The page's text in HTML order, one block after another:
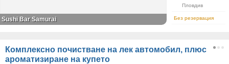
Пловдив
Без резервация
Sushi Bar Samurai
Комплексно почистване на лек автомобил, плюс
ароматизиране на купето